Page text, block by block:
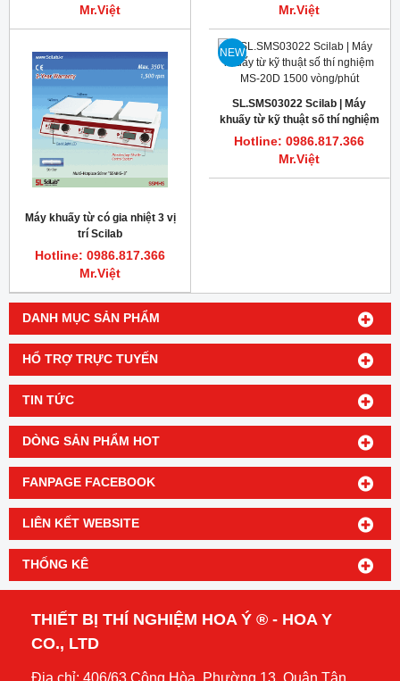
DANH MỤC SẢN PHẨM
HỔ TRỢ TRỰC TUYẾN
TIN TỨC
DÒNG SẢN PHẨM HOT
FANPAGE FACEBOOK
LIÊN KẾT WEBSITE
THỐNG KÊ
Mr.Việt
Mr.Việt
Máy khuấy từ có gia nhiệt 3 vị
trí Scilab
Hotline: 0986.817.366
Mr.Việt
NEW
SL.SMS03022 Scilab | Máy
khuấy từ kỹ thuật số thí nghiệm
MS-20D 1500 vòng/phút
Hotline: 0986.817.366
Mr.Việt
THIẾT BỊ THÍ NGHIỆM HOA Ý ® - HOA Y
CO., LTD
Địa chỉ: 406/63 Cộng Hòa, Phường 13, Quận Tân